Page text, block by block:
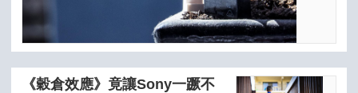
《穀倉效應》竟讓Sony一蹶不